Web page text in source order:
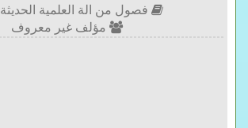
فصول من الة العلمية الحديثة PDF
مؤلف غير معروف